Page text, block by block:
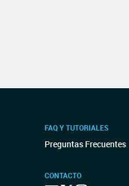
FAQ Y TUTORIALES
Preguntas Frecuentes
CONTACTO